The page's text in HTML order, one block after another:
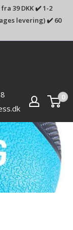
39 DKK ✔️ 1-2
levering) ✔️ 60
0